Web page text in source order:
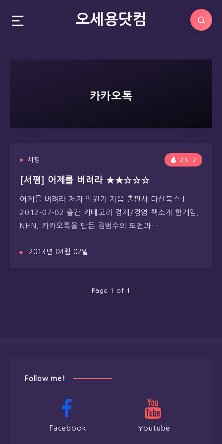
오세용닷컴
카카오톡
서평 2612
[서평] 어제를 버려라 ★★☆☆☆
어제를 버려라 저자 임원기 지음 출판사 다산북스 |
2012-07-02 출간 카테고리 경제/경영 책소개 한게임,
NHN, 카카오톡을 만든 김범수의 도전과…
2013년 04월 02일
Page 1 of 1
Follow me!
Facebook Youtube